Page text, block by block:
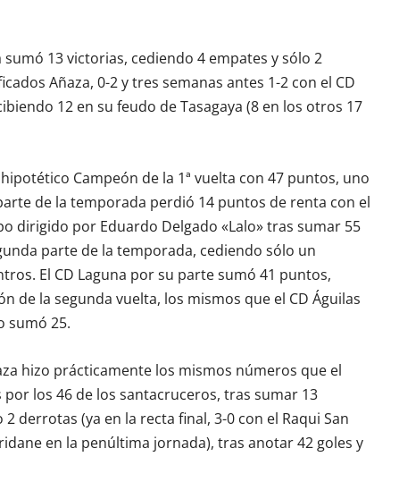
sumó 13 victorias, cediendo 4 empates y sólo 2
Añaza, 0-2 y tres semanas antes 1-2 con el CD
12 en su feudo de Tasagaya (8 en los otros 17
Campeón de la 1ª vuelta con 47 puntos, uno
de la temporada perdió 14 puntos de renta con el
dirigido por Eduardo Delgado «Lalo» tras sumar 55
parte de la temporada, cediendo sólo un
El CD Laguna por su parte sumó 41 puntos,
de la segunda vuelta, los mismos que el CD Águilas
sumó 25.
hizo prácticamente los mismos números que el
los 46 de los santacruceros, tras sumar 13
derrotas (ya en la recta final, 3-0 con el Raqui San
en la penúltima jornada), tras anotar 42 goles y